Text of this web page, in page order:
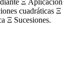
Ξ Aplicación
cuadráticas Ξ
Ξ Sucesiones.